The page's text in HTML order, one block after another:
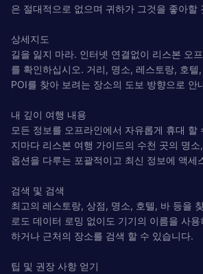
은 절대적으로 없으며 귀하가 그것을 좋아할
상세지도
길을 잃지 마라. 인터넷 연결없이 리스본 오
를 확인하십시오. 거리, 명소, 레스토랑, 호텔
POI를 찾아 보려는 장소의 도보 방향으로 안
내 깊이 여행 내용
모든 정보를 오프라인에서 자유롭게 휴대 할
지마다 리스본 여행 가이드의 수천 곳의 명
옵션을 다루는 포괄적이고 최신 정보에 액세
검색 및 검색
최고의 레스토랑, 상점, 명소, 호텔, 바 등을
로도 데이터 로밍 없이도 기기의 이름을 사
하거나 근처의 장소를 검색 할 수 있습니다.
팁 및 권장 사항 얻기